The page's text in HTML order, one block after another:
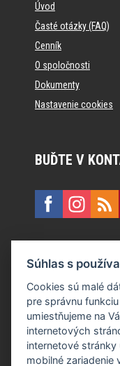
Úvod
Časté otázky (FAQ)
Cenník
O spoločnosti
Dokumenty
Nastavenie cookies
BUĎTE V
E:
Form Factory
Bratislava
Za publikovaný
Súhlas s
Cookies sú malé
pre správnu
umiestňujeme na
internetových
internetové stránky
mobilné